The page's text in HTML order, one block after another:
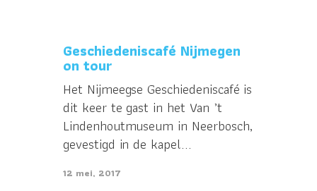
Geschiedeniscafé Nijmegen
on tour
Het Nijmeegse Geschiedeniscafé is
dit keer te gast in het Van ’t
Lindenhoutmuseum in Neerbosch,
gevestigd in de kapel...
12 mei, 2017